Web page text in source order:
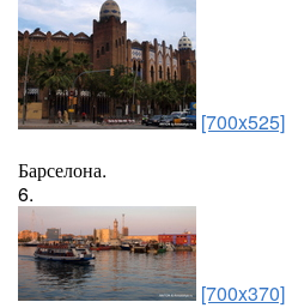
[700x525]
Барселона.
6.
[700x370]